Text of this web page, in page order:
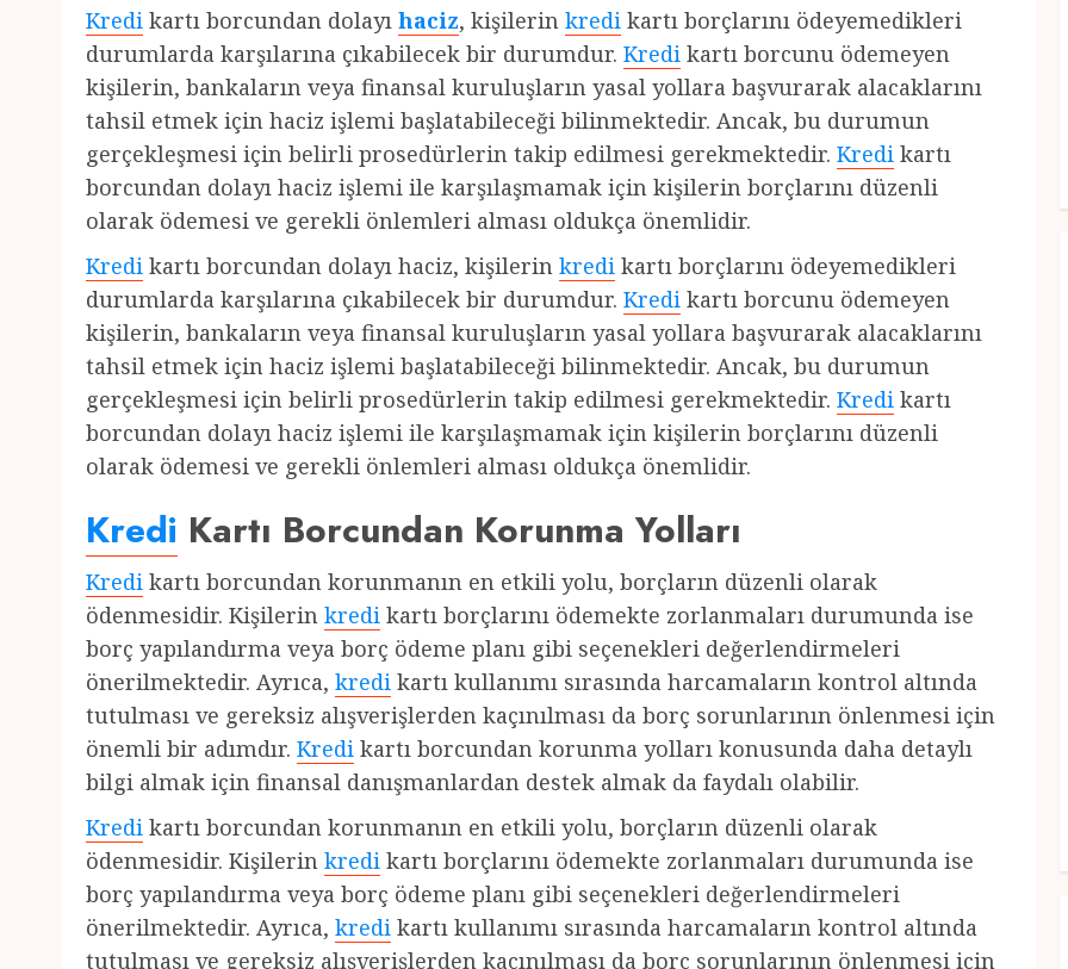
Kredi kartı borcundan dolayı haciz, kişilerin kredi kartı borçlarını ödeyemedikleri
durumlarda karşılarına çıkabilecek bir durumdur. Kredi kartı borcunu ödemeyen
kişilerin, bankaların veya finansal kuruluşların yasal yollara başvurarak alacaklarını
tahsil etmek için haciz işlemi başlatabileceği bilinmektedir. Ancak, bu durumun
gerçekleşmesi için belirli prosedürlerin takip edilmesi gerekmektedir. Kredi kartı
borcundan dolayı haciz işlemi ile karşılaşmamak için kişilerin borçlarını düzenli
olarak ödemesi ve gerekli önlemleri alması oldukça önemlidir.
Kredi kartı borcundan dolayı haciz, kişilerin kredi kartı borçlarını ödeyemedikleri
durumlarda karşılarına çıkabilecek bir durumdur. Kredi kartı borcunu ödemeyen
kişilerin, bankaların veya finansal kuruluşların yasal yollara başvurarak alacaklarını
tahsil etmek için haciz işlemi başlatabileceği bilinmektedir. Ancak, bu durumun
gerçekleşmesi için belirli prosedürlerin takip edilmesi gerekmektedir. Kredi kartı
borcundan dolayı haciz işlemi ile karşılaşmamak için kişilerin borçlarını düzenli
olarak ödemesi ve gerekli önlemleri alması oldukça önemlidir.
Kredi Kartı Borcundan Korunma Yolları
Kredi kartı borcundan korunmanın en etkili yolu, borçların düzenli olarak
ödenmesidir. Kişilerin kredi kartı borçlarını ödemekte zorlanmaları durumunda ise
borç yapılandırma veya borç ödeme planı gibi seçenekleri değerlendirmeleri
önerilmektedir. Ayrıca, kredi kartı kullanımı sırasında harcamaların kontrol altında
tutulması ve gereksiz alışverişlerden kaçınılması da borç sorunlarının önlenmesi için
önemli bir adımdır. Kredi kartı borcundan korunma yolları konusunda daha detaylı
bilgi almak için finansal danışmanlardan destek almak da faydalı olabilir.
Kredi kartı borcundan korunmanın en etkili yolu, borçların düzenli olarak
ödenmesidir. Kişilerin kredi kartı borçlarını ödemekte zorlanmaları durumunda ise
borç yapılandırma veya borç ödeme planı gibi seçenekleri değerlendirmeleri
önerilmektedir. Ayrıca, kredi kartı kullanımı sırasında harcamaların kontrol altında
tutulması ve gereksiz alışverişlerden kaçınılması da borç sorunlarının önlenmesi için